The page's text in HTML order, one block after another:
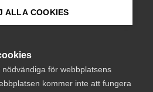
ALLA COOKIES
för webbplatsens
kommer inte att fungera
Tillgång till
är central för att Sverige ska
digitala agendan.